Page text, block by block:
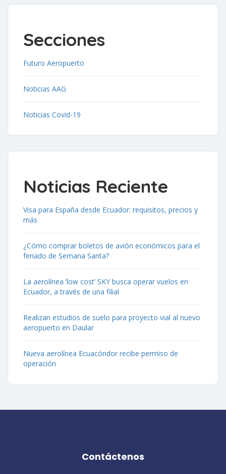
Secciones
Futuro Aeropuerto
Noticias AAG
Noticias Covid-19
Noticias Reciente
Visa para España desde Ecuador: requisitos, precios y
más
¿Cómo comprar boletos de avión económicos para el
feriado de Semana Santa?
La aerolínea ‘low cost’ SKY busca operar vuelos en
Ecuador, a través de una filial
Realizan estudios de suelo para proyecto vial al nuevo
aeropuerto en Daular
Nueva aerolínea Ecuacóndor recibe permiso de
operación
Contáctenos